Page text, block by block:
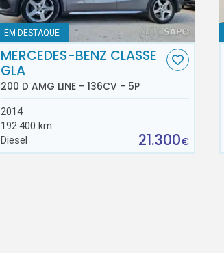
EM DESTAQUE
MERCEDES-BENZ CLASSE
GLA
200 D AMG LINE - 136CV - 5P
2014
192.400 km
Diesel
21.300€